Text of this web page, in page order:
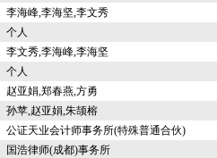
李海峰,李海坚,李文秀
个人
李文秀,李海峰,李海坚
个人
赵亚娟,郑春燕,方勇
孙苹,赵亚娟,朱颉榕
公证天业会计师事务所(特殊普通合伙)
国浩律师(成都)事务所